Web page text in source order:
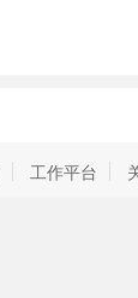
工作平台